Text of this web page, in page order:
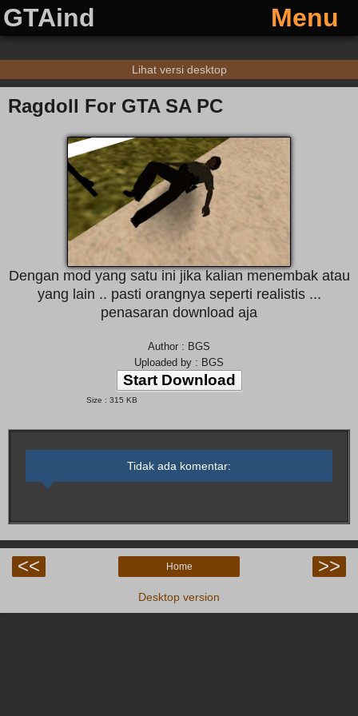
GTAind Menu
Lihat versi desktop
Ragdoll For GTA SA PC
Dengan mod yang satu ini jika kalian menembak atau
yang lain .. pasti orangnya seperti realistis ...
penasaran download aja
Author : BGS
Uploaded by : BGS
Start Download
Size : 315 KB
Tidak ada komentar:
<< >>
Home
Desktop version